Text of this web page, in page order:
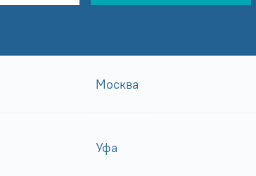
Москва
Уфа